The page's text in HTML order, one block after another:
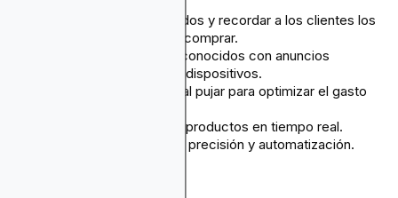
Recuperar carritos abandonados y recordar a los clientes los
productos que agregaron sin comprar.
Hacer retargeting a usuarios conocidos con anuncios
personalizados en diferentes dispositivos.
Aprovechar el poder de la IA al pujar para optimizar el gasto
Servir anuncios dinámicos de productos en tiempo real.
Mejorar campañas BOFU con precisión y automatización.